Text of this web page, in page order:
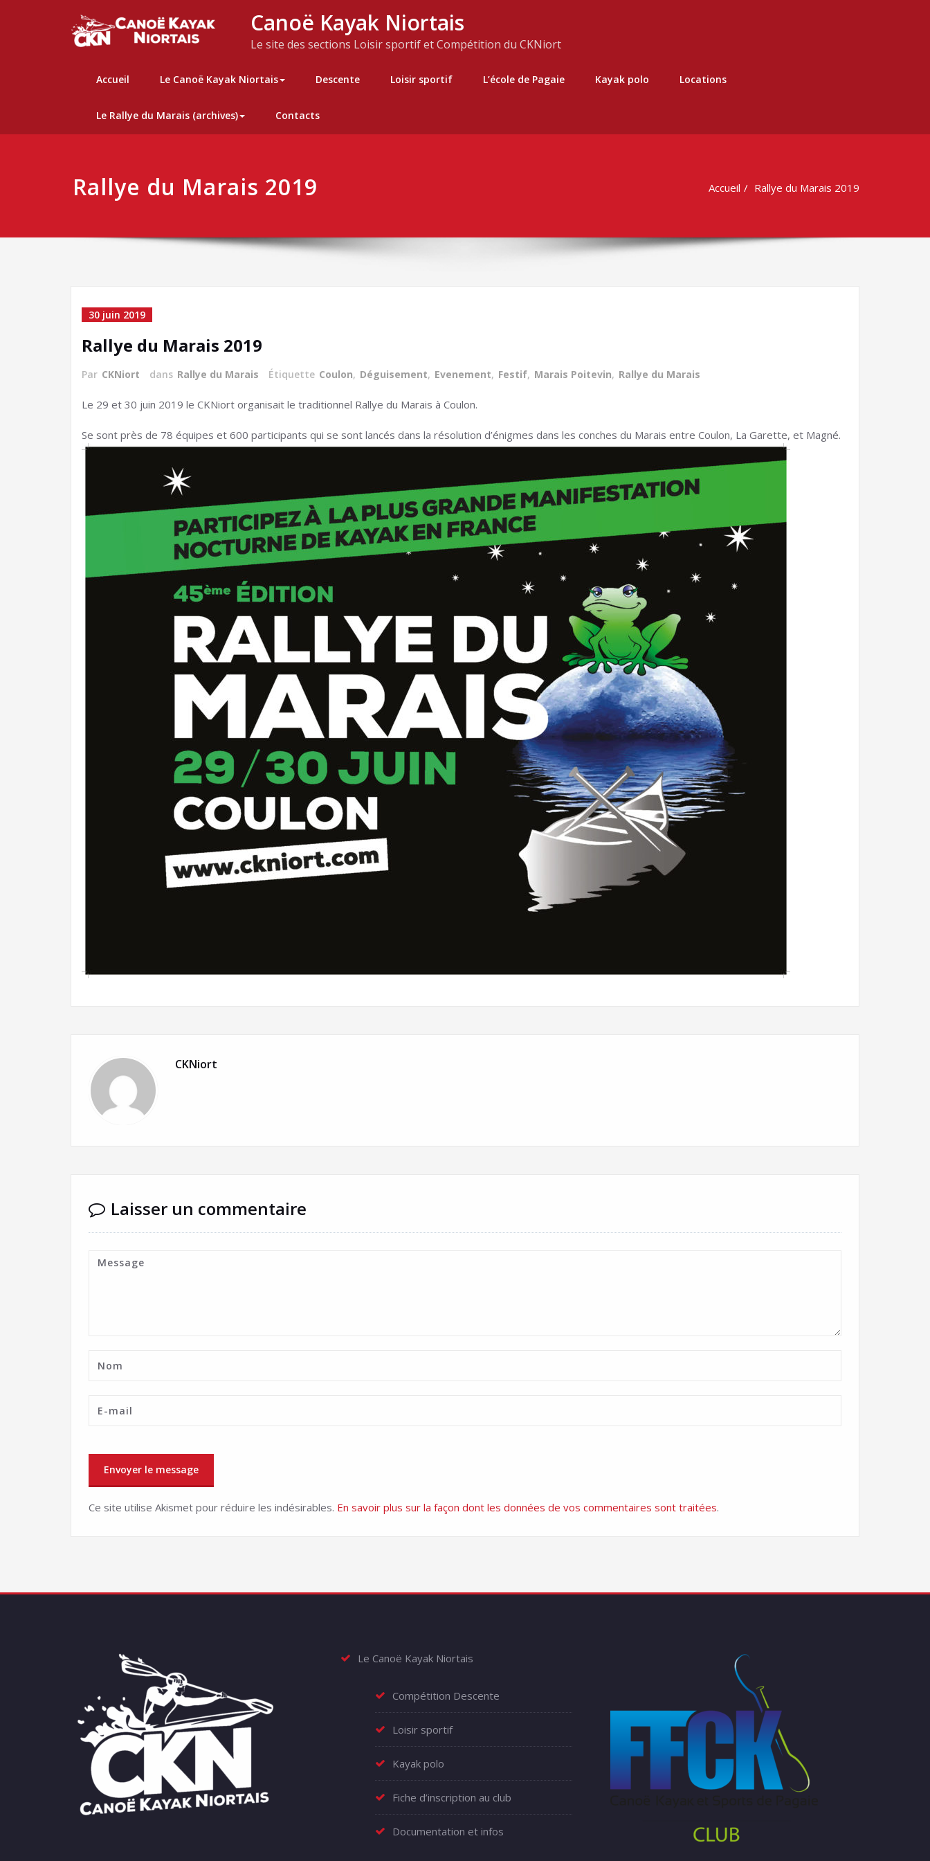
Canoë Kayak Niortais
Le site des sections Loisir sportif et Compétition du CKNiort
Accueil Le Canoë Kayak Niortais Descente Loisir sportif L’école de Pagaie Kayak polo Locations
Le Rallye du Marais (archives) Contacts
Rallye du Marais 2019 Accueil Rallye du Marais 2019
30 juin 2019
Rallye du Marais 2019
Par CKNiort dans Rallye du Marais Étiquette Coulon, Déguisement, Evenement, Festif, Marais Poitevin, Rallye du Marais
Le 29 et 30 juin 2019 le CKNiort organisait le traditionnel Rallye du Marais à Coulon.
Se sont près de 78 équipes et 600 participants qui se sont lancés dans la résolution d’énigmes dans les conches du Marais entre Coulon, La Garette, et Magné.
CKNiort
Laisser un commentaire
Ce site utilise Akismet pour réduire les indésirables. En savoir plus sur la façon dont les données de vos commentaires sont traitées.
Le Canoë Kayak Niortais
Compétition Descente
Loisir sportif
Kayak polo
Fiche d’inscription au club
Documentation et infos